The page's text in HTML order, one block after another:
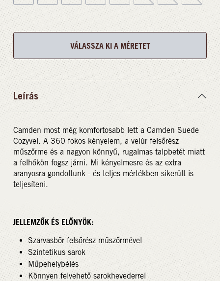
VÁLASSZA KI A MÉRETET
Leírás
Camden most még komfortosabb lett a Camden Suede
Cozyvel. A 360 fokos kényelem, a velúr felsőrész
műszőrme és a nagyon könnyű, rugalmas talpbetét miatt
a felhőkön fogsz járni. Mi kényelmesre és az extra
aranyosra gondoltunk - és teljes mértékben sikerült is
teljesíteni.
JELLEMZŐK ÉS ELŐNYÖK:
Szarvasbőr felsőrész műszőrmével
Szintetikus sarok
Műpehelybélés
Könnyen felvehető sarokhevederrel